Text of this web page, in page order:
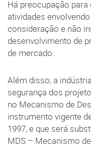
Há preocupação
atividades
consideração e não
desenvolvimento de
de mercado.
Além disso, a
segurança dos
no Mecanismo de
instrumento vigente
1997, e que será
MDS – Mecanismo